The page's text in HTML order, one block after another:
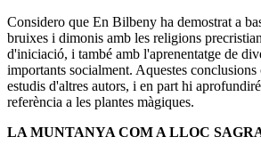
Considero que En Bilbeny ha demostrat a
bruixes i dimonis amb les religions
d'iniciació, i també amb l'aprenentatge de
importants socialment. Aquestes
estudis d'altres autors, i en part hi
referència a les plantes màgiques.
LA MUNTANYA COM A LLOC